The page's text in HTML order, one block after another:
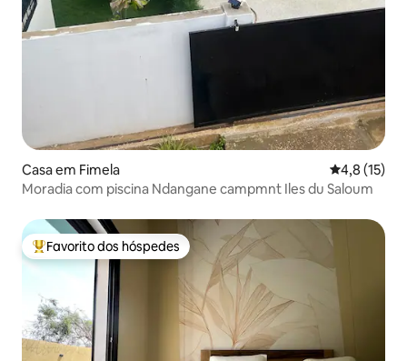
Casa em Fimela
4,8 (15)
Moradia com piscina Ndangane campmnt Iles du Saloum
Favoritos dos hóspedes mais apreciados
Favorito dos hóspedes